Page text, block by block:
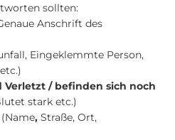
sollten:
Anschrift des
Eingeklemmte Person,
Verletzt / befinden sich noch
stark etc.)
(Name, Straße, Ort,